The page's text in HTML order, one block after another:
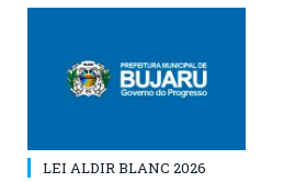
LEI ALDIR BLANC 2026